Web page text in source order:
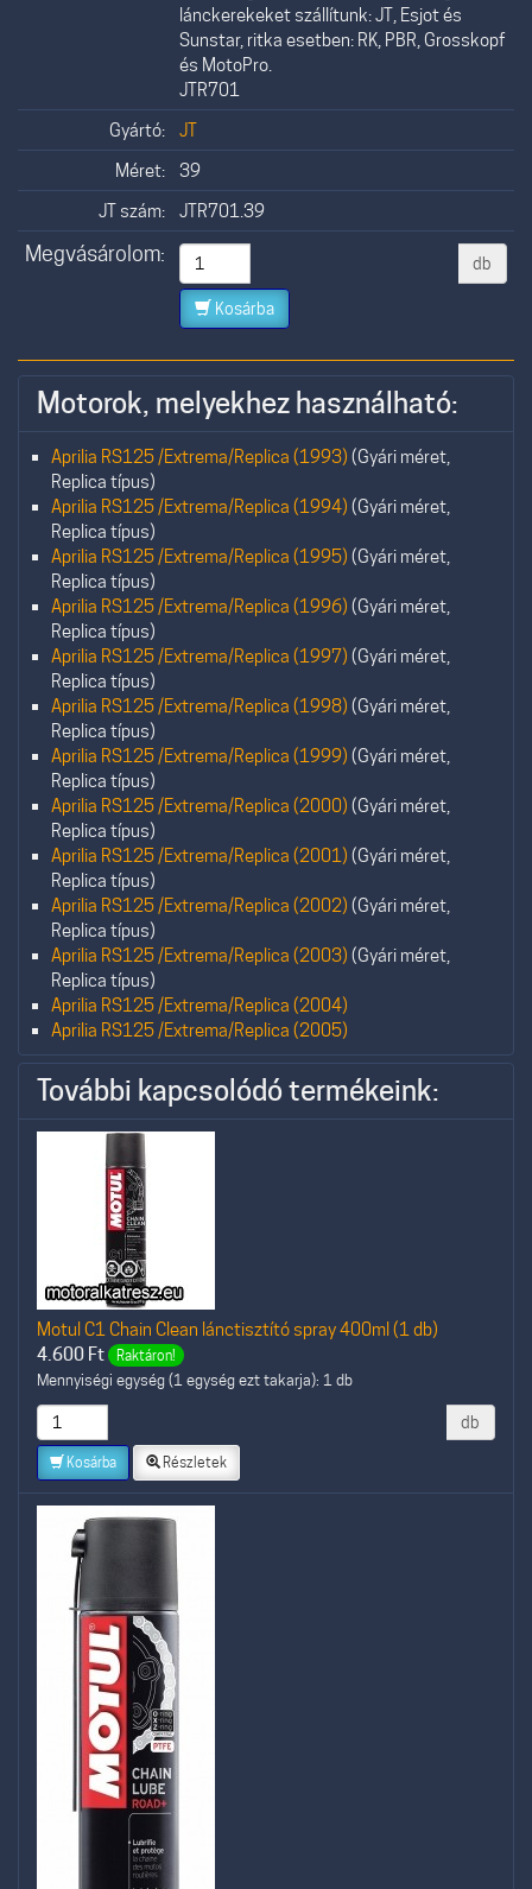
lánckerekeket szállítunk: JT, Esjot és
Sunstar, ritka esetben: RK, PBR, Grosskopf
és MotoPro.
JTR701
Gyártó:
JT
Méret:
39
JT szám:
JTR701.39
Megvásárolom: db
Kosárba
Motorok, melyekhez használható:
Aprilia RS125 /Extrema/Replica (1993) (Gyári méret,
Replica típus)
Aprilia RS125 /Extrema/Replica (1994) (Gyári méret,
Replica típus)
Aprilia RS125 /Extrema/Replica (1995) (Gyári méret,
Replica típus)
Aprilia RS125 /Extrema/Replica (1996) (Gyári méret,
Replica típus)
Aprilia RS125 /Extrema/Replica (1997) (Gyári méret,
Replica típus)
Aprilia RS125 /Extrema/Replica (1998) (Gyári méret,
Replica típus)
Aprilia RS125 /Extrema/Replica (1999) (Gyári méret,
Replica típus)
Aprilia RS125 /Extrema/Replica (2000) (Gyári méret,
Replica típus)
Aprilia RS125 /Extrema/Replica (2001) (Gyári méret,
Replica típus)
Aprilia RS125 /Extrema/Replica (2002) (Gyári méret,
Replica típus)
Aprilia RS125 /Extrema/Replica (2003) (Gyári méret,
Replica típus)
Aprilia RS125 /Extrema/Replica (2004)
Aprilia RS125 /Extrema/Replica (2005)
További kapcsolódó termékeink:
Motul C1 Chain Clean lánctisztító spray 400ml (1 db)
4.600 Ft Raktáron!
Mennyiségi egység (1 egység ezt takarja): 1 db
db
Kosárba Részletek